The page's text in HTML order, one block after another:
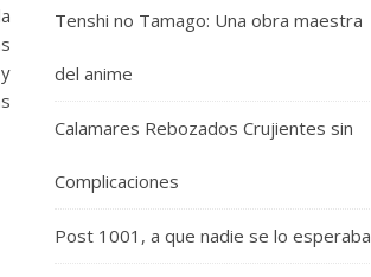
Tenshi no Tamago: Una obra maestra
del anime
Calamares Rebozados Crujientes sin
Complicaciones
Post 1001, a que nadie se lo esperaba